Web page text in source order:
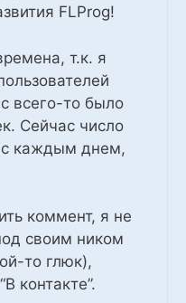
FLProg!
т.к. я
всего-то было
Сейчас число
с каждым днем,
коммент, я не
своим ником
то глюк),
контакте”.